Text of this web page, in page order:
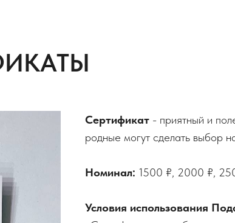
Сертификат - приятный и
родные могут сделать выбор
Номинал: 1500 ₽, 2000 ₽,
Условия использования